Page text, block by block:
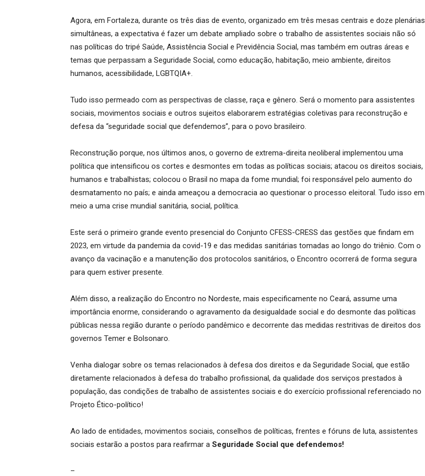
Agora, em Fortaleza, durante os três dias de evento, organizado em três mesas centrais e doze plenárias
simultâneas, a expectativa é fazer um debate ampliado sobre o trabalho de assistentes sociais não só
nas políticas do tripé Saúde, Assistência Social e Previdência Social, mas também em outras áreas e
temas que perpassam a Seguridade Social, como educação, habitação, meio ambiente, direitos
humanos, acessibilidade, LGBTQIA+.
Tudo isso permeado com as perspectivas de classe, raça e gênero. Será o momento para assistentes
sociais, movimentos sociais e outros sujeitos elaborarem estratégias coletivas para reconstrução e
defesa da “seguridade social que defendemos”, para o povo brasileiro.
Reconstrução porque, nos últimos anos, o governo de extrema-direita neoliberal implementou uma
política que intensificou os cortes e desmontes em todas as políticas sociais; atacou os direitos sociais,
humanos e trabalhistas; colocou o Brasil no mapa da fome mundial; foi responsável pelo aumento do
desmatamento no país; e ainda ameaçou a democracia ao questionar o processo eleitoral. Tudo isso em
meio a uma crise mundial sanitária, social, política.
Este será o primeiro grande evento presencial do Conjunto CFESS-CRESS das gestões que findam em
2023, em virtude da pandemia da covid-19 e das medidas sanitárias tomadas ao longo do triênio. Com o
avanço da vacinação e a manutenção dos protocolos sanitários, o Encontro ocorrerá de forma segura
para quem estiver presente.
Além disso, a realização do Encontro no Nordeste, mais especificamente no Ceará, assume uma
importância enorme, considerando o agravamento da desigualdade social e do desmonte das políticas
públicas nessa região durante o período pandêmico e decorrente das medidas restritivas de direitos dos
governos Temer e Bolsonaro.
Venha dialogar sobre os temas relacionados à defesa dos direitos e da Seguridade Social, que estão
diretamente relacionados à defesa do trabalho profissional, da qualidade dos serviços prestados à
população, das condições de trabalho de assistentes sociais e do exercício profissional referenciado no
Projeto Ético-político!
Ao lado de entidades, movimentos sociais, conselhos de políticas, frentes e fóruns de luta, assistentes
sociais estarão a postos para reafirmar a Seguridade Social que defendemos!
–